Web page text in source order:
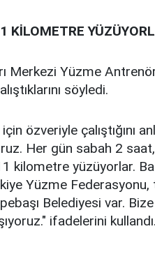
KİLOMETRE
Merkezi Yüzme
söyledi.
özveriyle çalıştığını
Her gün sabah 2
yüzüyorlar.
Yüzme Federasyonu,
Belediyesi var.
ifadelerini kullandı.